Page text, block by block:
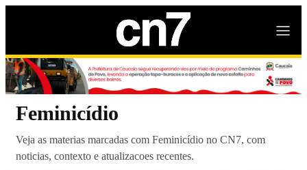
Feminicídio
Veja as materias marcadas com Feminicídio no CN7, com
noticias, contexto e atualizacoes recentes.